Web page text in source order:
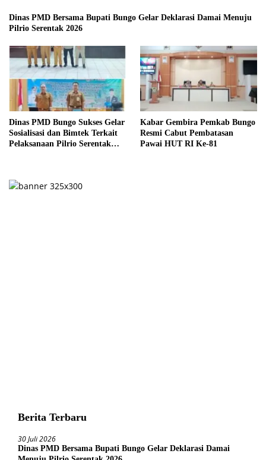
Dinas PMD Bersama Bupati Bungo Gelar Deklarasi Damai Menuju
Pilrio Serentak 2026
Dinas PMD Bungo Sukses Gelar
Sosialisasi dan Bimtek Terkait
Pelaksanaan Pilrio Serentak
Kabar Gembira Pemkab Bungo
Resmi Cabut Pembatasan
Pawai HUT RI Ke-81
Berita Terbaru
30 Juli 2026
Dinas PMD Bersama Bupati Bungo Gelar Deklarasi Damai